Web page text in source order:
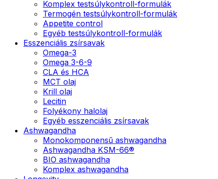
Komplex testsúlykontroll-formulák
Termogén testsúlykontroll-formulák
Appetite control
Egyéb testsúlykontroll-formulák
Esszenciális zsírsavak
Omega-3
Omega 3-6-9
CLA és HCA
MCT olaj
Krill olaj
Lecitin
Folyékony halolaj
Egyéb esszenciális zsírsavak
Ashwagandha
Monokomponensű ashwagandha
Ashwagandha KSM-66®
BIO ashwagandha
Komplex ashwagandha